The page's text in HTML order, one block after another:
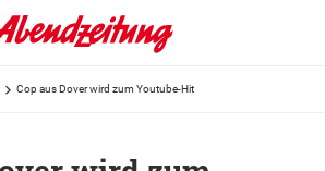
Cop aus Dover wird zum Youtube-Hit